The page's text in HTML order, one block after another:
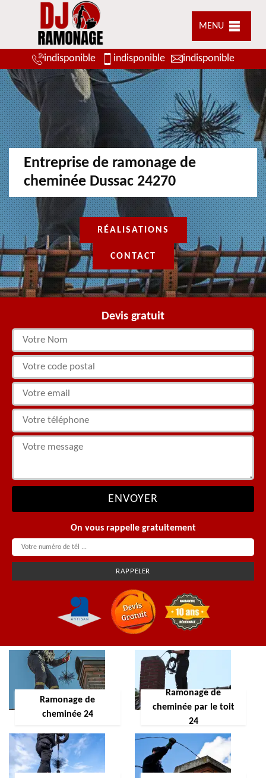
MENU
indisponible indisponible indisponible
Entreprise de ramonage de
cheminée Dussac 24270
RÉALISATIONS
CONTACT
Devis gratuit
On vous rappelle gratuitement
Ramonage de
cheminée 24
Ramonage de
cheminée par le toit
24